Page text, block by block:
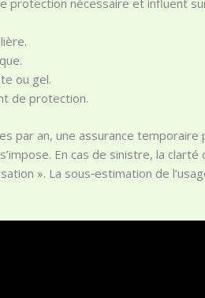
protection nécessaire et influent
ou gel.
de protection.
par an, une assurance
En cas de sinistre, la
». La sous‑estimation de